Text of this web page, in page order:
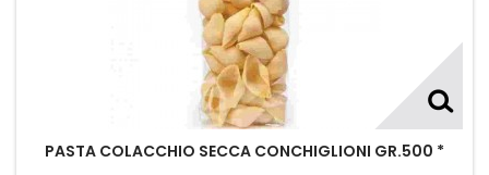
PASTA COLACCHIO SECCA CONCHIGLIONI GR.500 *